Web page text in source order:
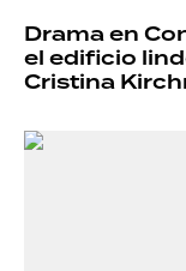
Drama en
el edificio
Cristina